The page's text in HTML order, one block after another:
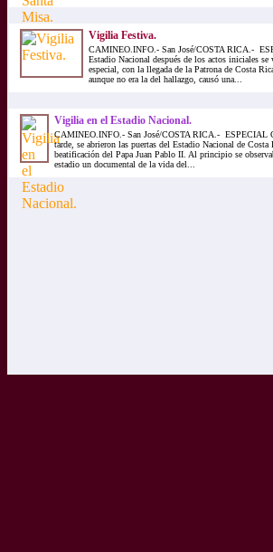
Vigilia Festiva.
CAMINEO.INFO.- San José/COSTA RICA.-
Estadio Nacional después de los actos iniciales
especial, con la llegada de la Patrona de Costa
aunque no era la del hallazgo, causó una...
Vigilia en el Estadio Nacional.
CAMINEO.INFO.- San José/COSTA RICA.- ESPECIAL
tarde, se abrieron las puertas del Estadio Nacional de Costa
beatificación del Papa Juan Pablo II. Al principio se
estadio un documental de la vida del...